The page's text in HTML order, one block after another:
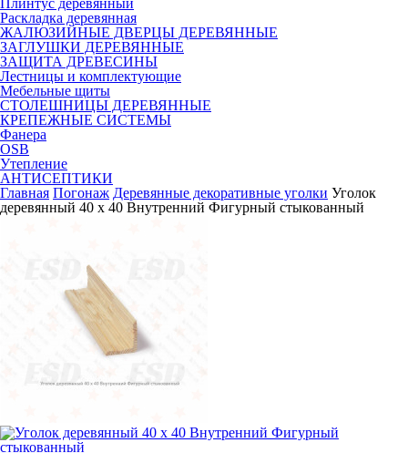
Плинтус деревянный
Раскладка деревянная
ЖАЛЮЗИЙНЫЕ ДВЕРЦЫ ДЕРЕВЯННЫЕ
ЗАГЛУШКИ ДЕРЕВЯННЫЕ
ЗАЩИТА ДРЕВЕСИНЫ
Лестницы и комплектующие
Мебельные щиты
СТОЛЕШНИЦЫ ДЕРЕВЯННЫЕ
КРЕПЕЖНЫЕ СИСТЕМЫ
Фанера
OSB
Утепление
АНТИСЕПТИКИ
Главная Погонаж Деревянные декоративные уголки Уголок
деревянный 40 х 40 Внутренний Фигурный стыкованный